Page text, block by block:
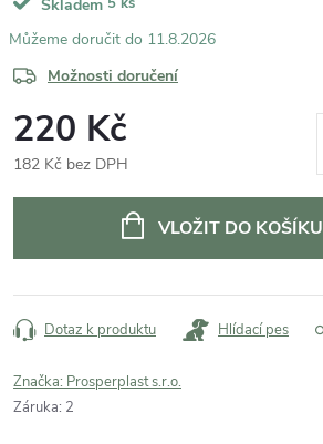
Skladem
11.8.2026
Možnosti doručení
220 Kč
182 Kč bez DPH
VLOŽIT DO KOŠÍKU
Dotaz k produktu Hlídací pes
Značka: Prosperplast s.r.o.
Záruka: 2